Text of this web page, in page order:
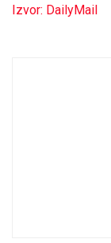
Izvor: DailyMail